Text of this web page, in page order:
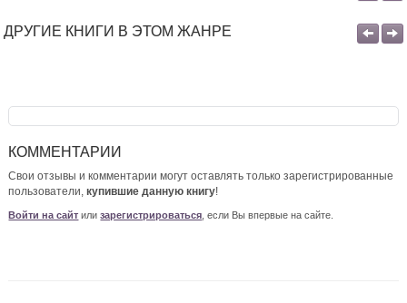
ДРУГИЕ КНИГИ В ЭТОМ ЖАНРЕ
КОММЕНТАРИИ
Свои отзывы и комментарии могут оставлять только зарегистрированные
пользователи,купившие данную книгу!
Войти на сайт илизарегистрироваться , если Вы впервые на сайте.